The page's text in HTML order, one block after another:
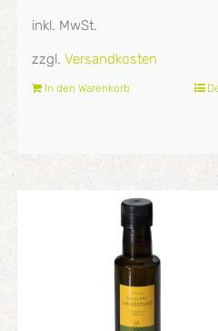
inkl. MwSt.
zzgl. Versandkosten
In den Warenkorb